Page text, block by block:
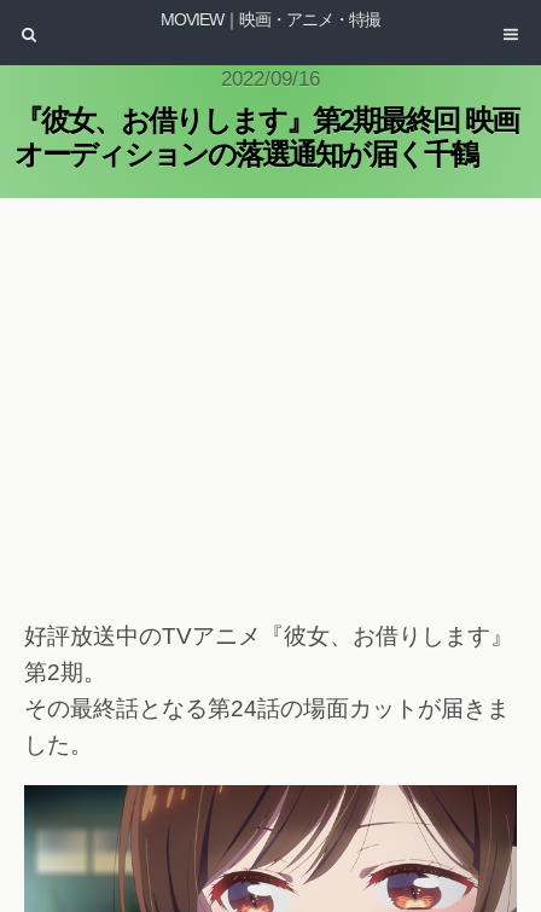
MOVIEW｜映画・アニメ・特撮
2022/09/16
『彼女、お借りします』第2期最終回 映画
オーディションの落選通知が届く千鶴
好評放送中のTVアニメ『彼女、お借りします』
第2期。
その最終話となる第24話の場面カットが届きま
した。